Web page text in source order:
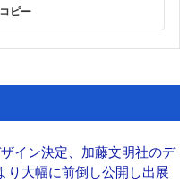
ピー
イン決定、加藤文明社のデ
大幅に前倒し公開し出展